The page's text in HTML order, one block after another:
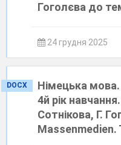
Гоголєва до
24 грудня 2025
DOCX
Німецька
4й рік
Сотнікова, Г.
Massenmedien.